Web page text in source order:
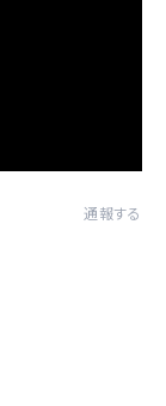
通報する